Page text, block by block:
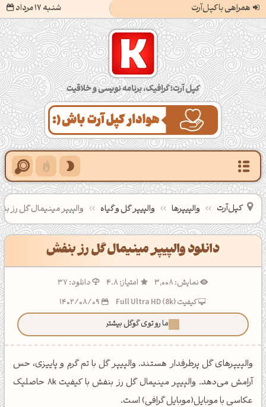
همراهی با کپل‌آرت شنبه 17 مرداد کپل‌آرت؛ گرافیک، برنامه‌نویسی و خلاقیت
کپل‌آرت والپیپرها والپیپر گل و گیاه والپیپر مینیمال گل رز
دانلود والپیپر مینیمال گل رز بنفش
نمایش: 3,008 امتیاز: 4.8
دانلود: 37
کیفیت Full Ultra HD (8k)
ما رو توی گوگل بیشتر ببین!
والپیپرهای گل پرطرفدار هستند. والپیپر گل با تم گرم و پاییزی، حس
آرامش می‌دهد. والپیپر مینیمال گل رز بنفش با کیفیت 8k حاصلیک
عکاسی با موبایل(موبایل گرافی) است.